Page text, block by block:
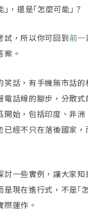
｣，還是｢怎麼可能｣？
試，所以你可回到前一
案。
笑話，有手機無市話
電話線的腳步，分散
開始，包括印度、非
已經不只在落後國家
一些實例，讓大家知
是現在進行式，不是｢
際運作。